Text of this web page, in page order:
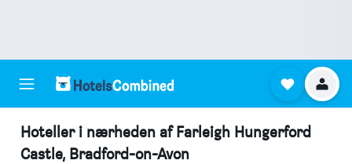
Hoteller i nærheden af Farleigh Hungerford
Castle, Bradford-on-Avon